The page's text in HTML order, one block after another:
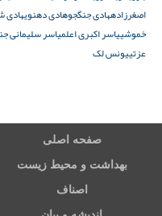
اصغرزادههادی جنگجوهادی دهنویهادی
خموشییاسر اکبری اعلمیاسر سلیمانی
عزتییونس لک
صفحه اصلی
بهداشت و محیط زیست
اصناف